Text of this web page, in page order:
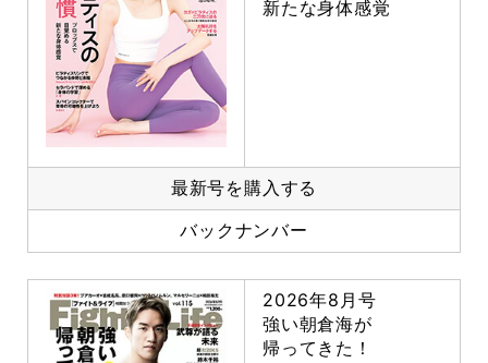
新たな身体感覚
最新号を購入する
バックナンバー
2026年8月号
強い朝倉海が
帰ってきた！